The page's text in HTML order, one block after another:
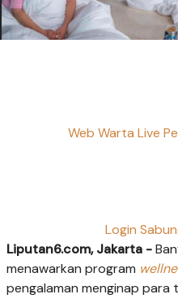
Web Warta Live
Login
Liputan6.com, Jakarta -
menawarkan program
pengalaman menginap para